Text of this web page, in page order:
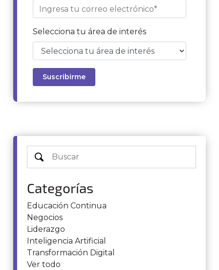
Categorías
Educación Continua
Negocios
Liderazgo
Inteligencia Artificial
Transformación Digital
Ver todo
Selecciona tu área de interés